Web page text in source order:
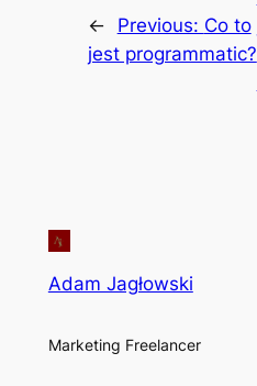
← Previous: Co to
jest programmatic?
Adam Jagłowski
Marketing Freelancer